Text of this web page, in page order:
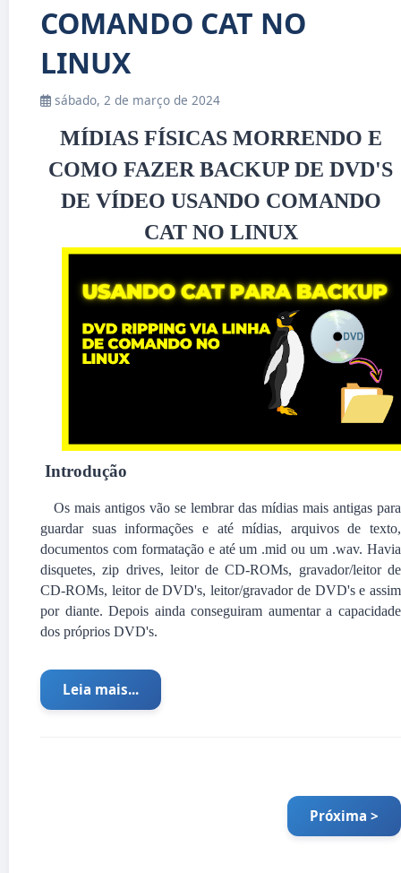
COMANDO CAT NO
LINUX
sábado, 2 de março de 2024
MÍDIAS FÍSICAS MORRENDO E
COMO FAZER BACKUP DE DVD'S
DE VÍDEO USANDO COMANDO
CAT NO LINUX
Introdução
Os mais antigos vão se lembrar das mídias mais antigas para
guardar suas informações e até mídias, arquivos de texto,
documentos com formatação e até um .mid ou um .wav. Havia
disquetes, zip drives, leitor de CD-ROMs, gravador/leitor de
CD-ROMs, leitor de DVD's, leitor/gravador de DVD's e assim
por diante. Depois ainda conseguiram aumentar a capacidade
dos próprios DVD's.
Leia mais...
Próxima >